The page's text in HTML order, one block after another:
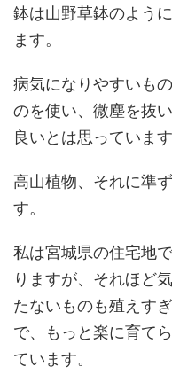
鉢は山野草鉢のよう
ます。
病気になりやすいも
のを使い、微塵を抜
良いとは思っています
高山植物、それに準
す。
私は宮城県の住宅地
りますが、それほど
たないものも殖えす
で、もっと楽に育て
ています。